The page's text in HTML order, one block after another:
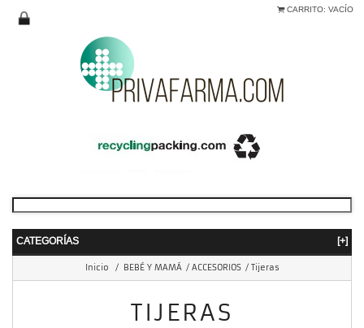
CARRITO: VACÍO
CATEGORÍAS [+]
Inicio / BEBÉ Y MAMÁ / ACCESORIOS / Tijeras
TIJERAS